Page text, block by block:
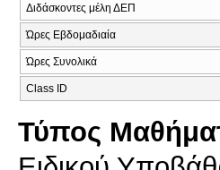
Διδάσκοντες μέλη ΔΕΠ
Ώρες Εβδομαδιαία
Ώρες Συνολικά
Class ID
Τύπος